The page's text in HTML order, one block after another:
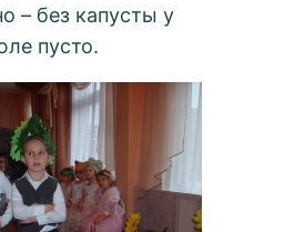
– без капусты у
пусто.